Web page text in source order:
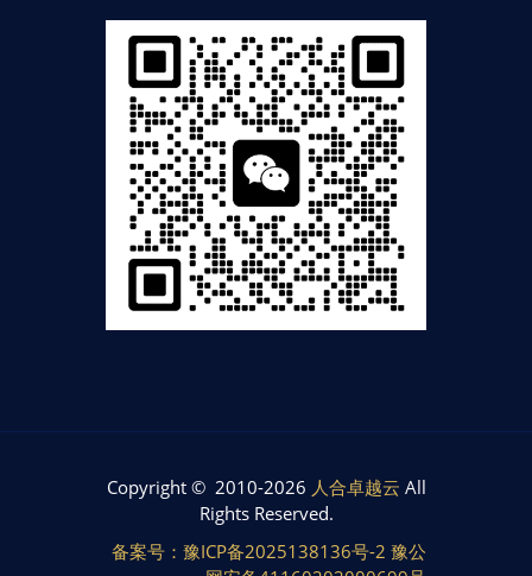
Copyright © 2010-2026 人合卓越云 All
Rights Reserved.
备案号：豫ICP备2025138136号-2 豫公